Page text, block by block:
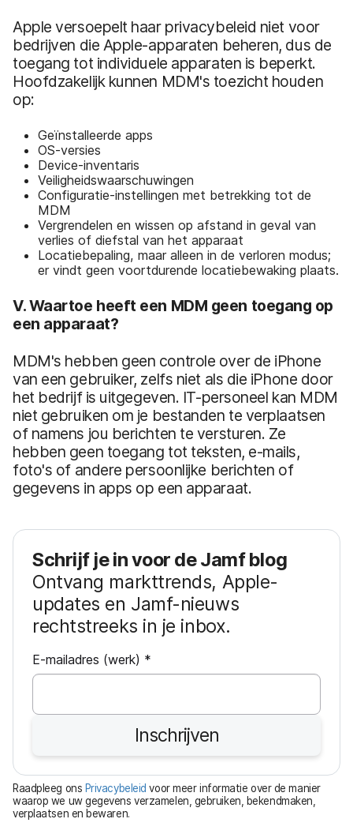
Apple versoepelt haar privacybeleid niet voor
bedrijven die Apple-apparaten beheren, dus de
toegang tot individuele apparaten is beperkt.
Hoofdzakelijk kunnen MDM's toezicht houden
op:
Geïnstalleerde apps
OS-versies
Device-inventaris
Veiligheidswaarschuwingen
Configuratie-instellingen met betrekking tot de
MDM
Vergrendelen en wissen op afstand in geval van
verlies of diefstal van het apparaat
Locatiebepaling, maar alleen in de verloren modus;
er vindt geen voortdurende locatiebewaking plaats.
V. Waartoe heeft een MDM geen toegang op
een apparaat?
MDM's hebben geen controle over de iPhone
van een gebruiker, zelfs niet als die iPhone door
het bedrijf is uitgegeven. IT-personeel kan MDM
niet gebruiken om je bestanden te verplaatsen
of namens jou berichten te versturen. Ze
hebben geen toegang tot teksten, e-mails,
foto's of andere persoonlijke berichten of
gegevens in apps op een apparaat.
Schrijf je in voor de Jamf blog
Ontvang markttrends, Apple-
updates en Jamf-nieuws
rechtstreeks in je inbox.
E-mailadres (werk) *V
e
e
i
s
t
Inschrijven
Raadpleeg ons Privacybeleid voor meer informatie over de manier
waarop we uw gegevens verzamelen, gebruiken, bekendmaken,
verplaatsen en bewaren.